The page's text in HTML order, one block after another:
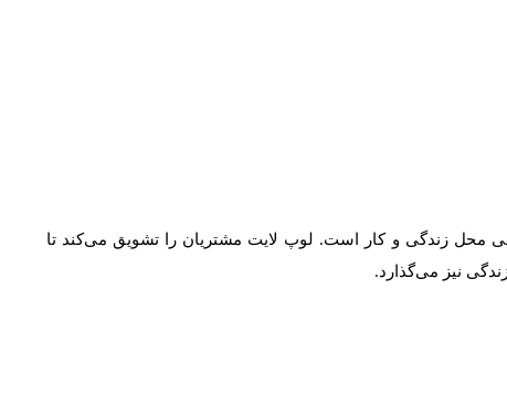
محل زندگی و کار است. لوپ لایت مشتریان را تشویق می‌کند تا
نیز می‌گذارد.